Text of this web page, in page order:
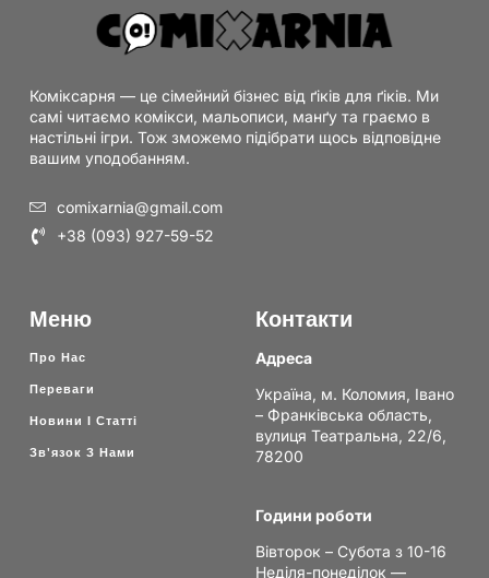
Коміксарня — це сімейний бізнес від ґіків для ґіків. Ми
самі читаємо комікси, мальописи, манґу та граємо в
настільні ігри. Тож зможемо підібрати щось відповідне
вашим уподобанням.
comixarnia@gmail.com
+38 (093) 927-59-52
Меню
Про Нас
Переваги
Новини І Статті
Зв'язок З Нами
Контакти
Адреса
Україна, м. Коломия, Івано
– Франківська область,
вулиця Театральна, 22/6,
78200
Години роботи
Вівторок – Субота з 10-16
Неділя-понеділок —